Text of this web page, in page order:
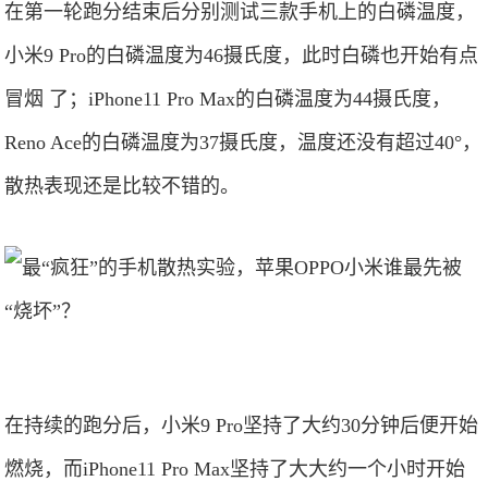
在第一轮跑分结束后分别测试三款手机上的白磷温度，
小米9 Pro的白磷温度为46摄氏度，此时白磷也开始有点
冒烟 了；iPhone11 Pro Max的白磷温度为44摄氏度，
Reno Ace的白磷温度为37摄氏度，温度还没有超过40°，
散热表现还是比较不错的。
在持续的跑分后，小米9 Pro坚持了大约30分钟后便开始
燃烧，而iPhone11 Pro Max坚持了大大约一个小时开始